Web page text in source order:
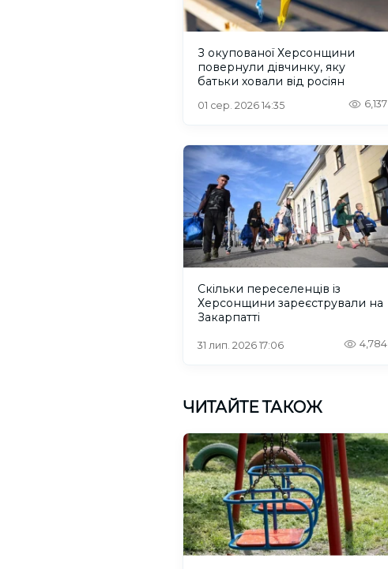
З окупованої Херсонщини
повернули дівчинку, яку
батьки ховали від росіян
01 сер. 2026 14:35 6,137
Скільки переселенців із
Херсонщини зареєстрували на
Закарпатті
31 лип. 2026 17:06 4,784
ЧИТАЙТЕ ТАКОЖ